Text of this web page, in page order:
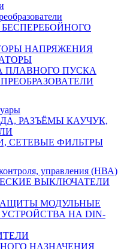
НАПРЯЖЕНИЯ
ПЛАВНОГО ПУСКА
РАЗЪЁМЫ КАУЧУК,
СЕТЕВЫЕ ФИЛЬТРЫ
управления (НВА)
ВЫКЛЮЧАТЕЛИ
МОДУЛЬНЫЕ
НА DIN-
НАЗНАЧЕНИЯ